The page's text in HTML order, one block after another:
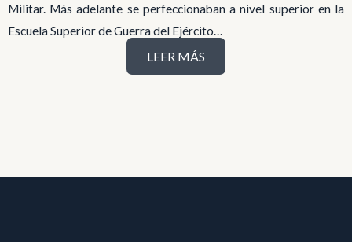
Militar. Más adelante se perfeccionaban a nivel superior en la
Escuela Superior de Guerra del Ejército…
LEER MÁS